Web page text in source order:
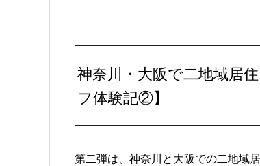
神奈川・大阪で二地域居
フ体験記②】
第二弾は、神奈川と大阪での二地域居